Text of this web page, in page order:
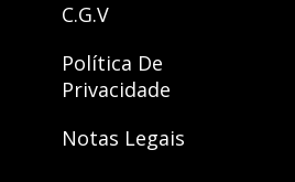
C.G.V
Política De
Privacidade
Notas Legais